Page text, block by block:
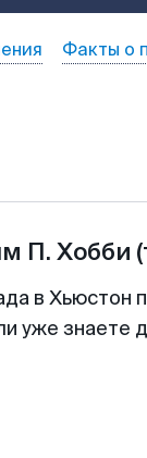
Факты о
П. Хобби
в Хьюстон
уже знаете